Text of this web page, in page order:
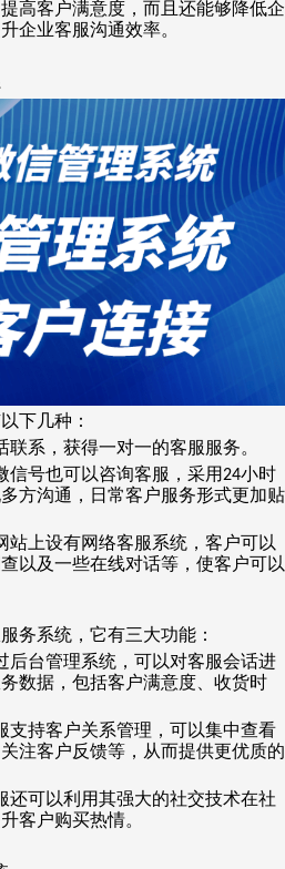
高客户满意度，而且还能够降低企
企业客服沟通效率。
下几种：
联系，获得一对一的客服服务。
信号也可以咨询客服，采用24小时
方沟通，日常客户服务形式更加贴
站上设有网络客服系统，客户可以
以及一些在线对话等，使客户可以
务系统，它有三大功能：
后台管理系统，可以对客服会话进
数据，包括客户满意度、收货时
支持客户关系管理，可以集中查看
注客户反馈等，从而提供更优质的
还可以利用其强大的社交技术在社
客户购买热情。